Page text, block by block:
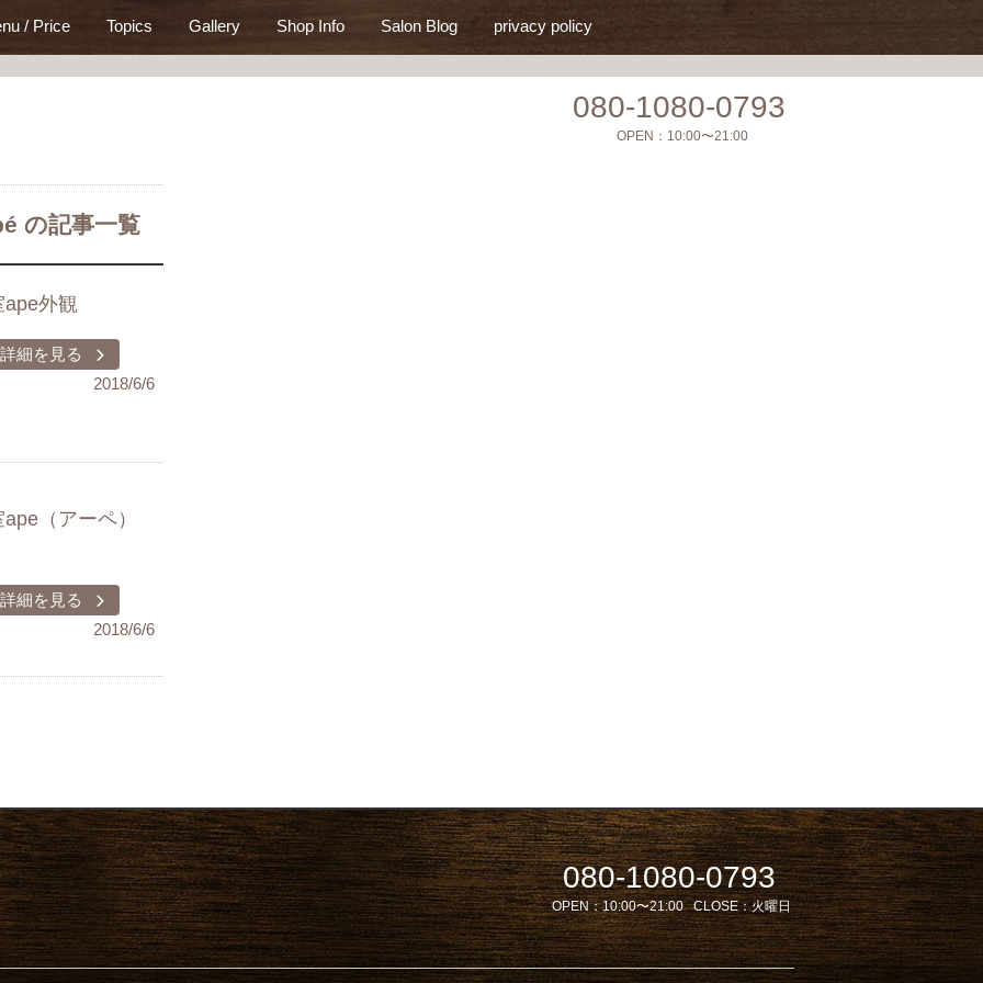
080-1080-0793
OPEN： 10:00〜21:00
/ Price Topics Gallery Shop Info Salon Blog privacy policy
の記事一覧
ape外観
細を見る
2018/6/6
（アーペ）
細を見る
2018/6/6
080-1080-0793
OPEN：10:00〜21:00 CLOSE：火曜日